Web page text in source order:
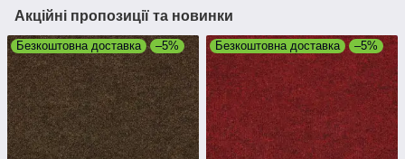
Акційні пропозиції та новинки
Безкоштовна доставка –5% Безкоштовна доставка –5%